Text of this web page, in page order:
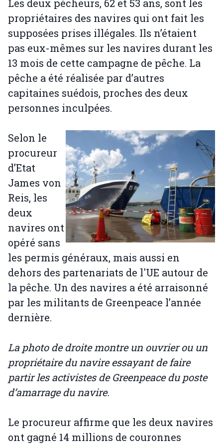
Les deux pécheurs, 62 et 53 ans, sont les
propriétaires des navires qui ont fait les
supposées prises illégales. Ils n’étaient
pas eux-mêmes sur les navires durant les
13 mois de cette campagne de pêche. La
pêche a été réalisée par d’autres
capitaines suédois, proches des deux
personnes inculpées.
Selon le
procureur
d’Etat
James von
Reis, les
deux
navires ont
opéré sans
les permis généraux, mais aussi en
dehors des partenariats de l'UE autour de
la pêche. Un des navires a été arraisonné
par les militants de Greenpeace l’année
dernière.
La photo de droite montre un ouvrier ou un
propriétaire du navire essayant de faire
partir les activistes de Greenpeace du poste
d’amarrage du navire.
Le procureur affirme que les deux navires
ont gagné 14 millions de couronnes